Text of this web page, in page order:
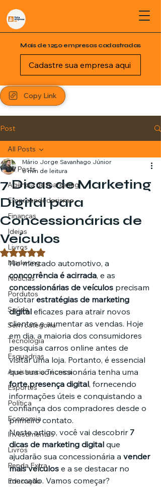
Mais de 1250 empresas cadastradas
Cadastre sua empresa aqui
Copy Link
Post
All Posts
Agência de marketing
Empreendedorismo
Finanças
Ideias
Livros
Marketing
Notícias
Pordutos
Saúde
Sem categoria
Tecnologia
Esquadrias
Assistencia Técnica
Esportes
Política
Economia
Investimentos
Livros
Renda Extra
Educação
All Posts
7 Dicas de Marketing
Digital para
Concessionárias de
Veículos
Mário Jorge Savanhago Júnior
6 min de leitura
Avaliado com NaN de 5 estrelas.
No mercado automotivo, a
concorrência é acirrada, e as
concessionárias de veículos precisam
adotar estratégias de marketing
digital eficazes para atrair novos
clientes e aumentar as vendas. Hoje
em dia, a maioria dos consumidores
pesquisa carros online antes de
visitar uma loja. Portanto, é essencial
que sua concessionária tenha uma
forte presença digital, fornecendo
informações úteis e conquistando a
confiança dos compradores desde o
primeiro contato.
Neste artigo, você vai descobrir 7
dicas de marketing digital que
ajudarão sua concessionária a vender
mais veículos e a se destacar no
mercado. Vamos começar?